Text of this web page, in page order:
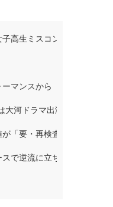
高生ミスコン２０２６」…
ーマンスから「かわいいだ
大河ドラマ出演 英映画祭
「要・再検査」…
で逆流に立ち向かう?…